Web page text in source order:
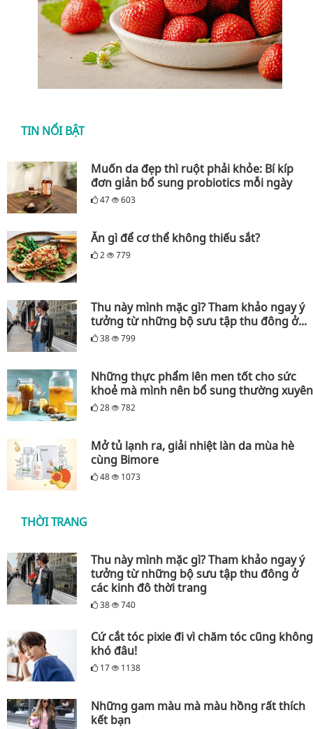
TIN NỔI BẬT
Muốn da đẹp thì ruột phải khỏe: Bí kíp
đơn giản bổ sung probiotics mỗi ngày
47 603
Ăn gì để cơ thể không thiếu sắt?
2 779
Thu này mình mặc gì? Tham khảo ngay ý
tưởng từ những bộ sưu tập thu đông ở...
38 799
Những thực phẩm lên men tốt cho sức
khoẻ mà mình nên bổ sung thường xuyên
28 782
Mở tủ lạnh ra, giải nhiệt làn da mùa hè
cùng Bimore
48 1073
THỜI TRANG
Thu này mình mặc gì? Tham khảo ngay ý
tưởng từ những bộ sưu tập thu đông ở
các kinh đô thời trang
38 740
Cứ cắt tóc pixie đi vì chăm tóc cũng không
khó đâu!
17 1138
Những gam màu mà màu hồng rất thích
kết bạn